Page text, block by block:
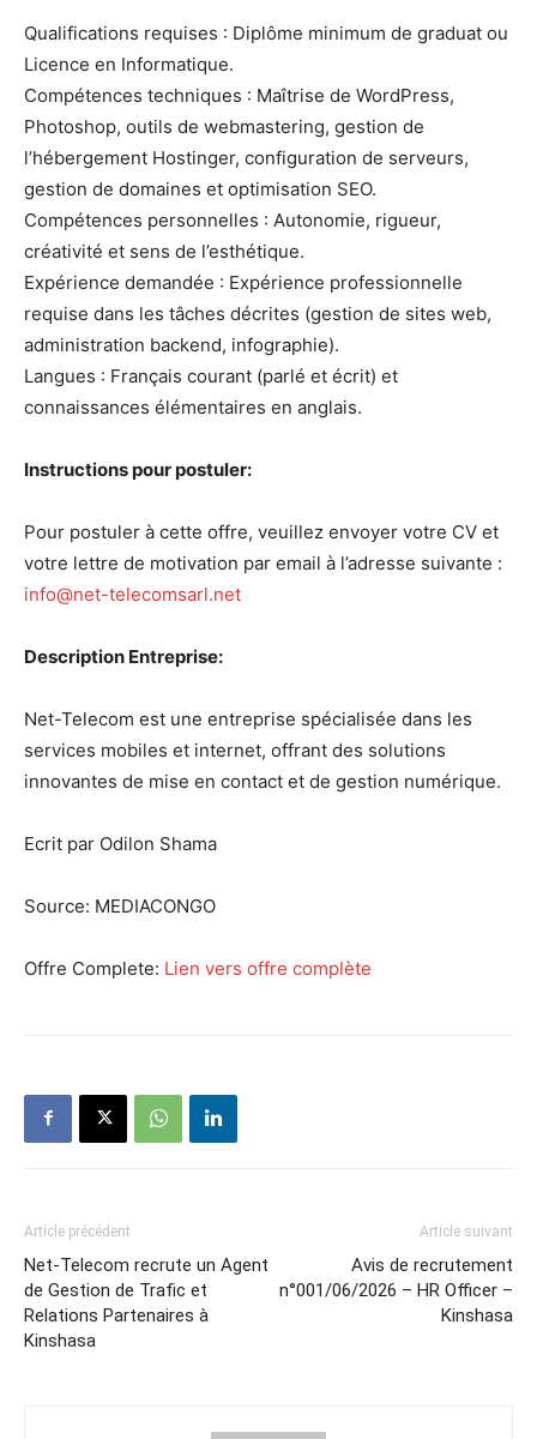
Qualifications requises : Diplôme minimum de graduat ou
Licence en Informatique.
Compétences techniques : Maîtrise de WordPress,
Photoshop, outils de webmastering, gestion de
l’hébergement Hostinger, configuration de serveurs,
gestion de domaines et optimisation SEO.
Compétences personnelles : Autonomie, rigueur,
créativité et sens de l’esthétique.
Expérience demandée : Expérience professionnelle
requise dans les tâches décrites (gestion de sites web,
administration backend, infographie).
Langues : Français courant (parlé et écrit) et
connaissances élémentaires en anglais.
Instructions pour postuler:
Pour postuler à cette offre, veuillez envoyer votre CV et
votre lettre de motivation par email à l’adresse suivante :
info@net-telecomsarl.net
Description Entreprise:
Net-Telecom est une entreprise spécialisée dans les
services mobiles et internet, offrant des solutions
innovantes de mise en contact et de gestion numérique.
Ecrit par Odilon Shama
Source: MEDIACONGO
Offre Complete: Lien vers offre complète
Article précédent
Net-Telecom recrute un Agent
de Gestion de Trafic et
Relations Partenaires à
Kinshasa
Article suivant
Avis de recrutement
n°001/06/2026 – HR Officer –
Kinshasa